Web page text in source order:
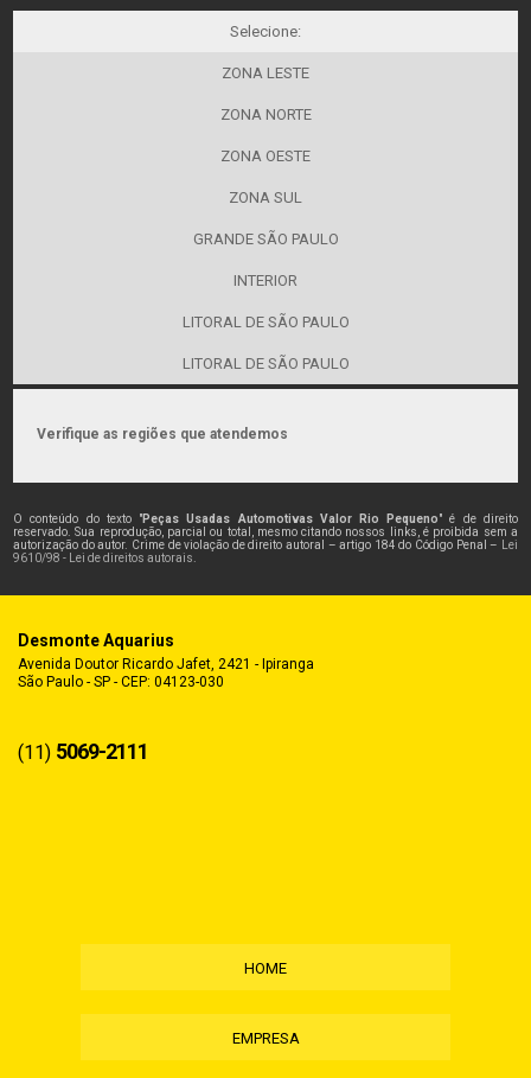
Selecione:
ZONA LESTE
ZONA NORTE
ZONA OESTE
ZONA SUL
GRANDE SÃO PAULO
INTERIOR
LITORAL DE SÃO PAULO
LITORAL DE SÃO PAULO
Verifique as regiões que atendemos
O conteúdo do texto "Peças Usadas Automotivas Valor Rio Pequeno" é de direito
reservado. Sua reprodução, parcial ou total, mesmo citando nossos links, é proibida sem a
autorização do autor. Crime de violação de direito autoral – artigo 184 do Código Penal –
Lei
9610/98 - Lei de direitos autorais
Desmonte Aquarius
Avenida Doutor Ricardo Jafet, 2421 - Ipiranga
São Paulo - SP - CEP: 04123-030
(11) 5069-2111
HOME
EMPRESA